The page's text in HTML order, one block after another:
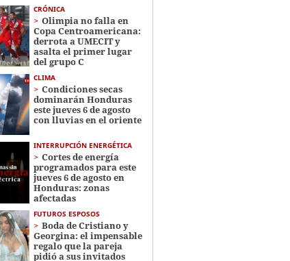
CRÓNICA
Olimpia no falla en
Copa Centroamericana:
derrota a UMECIT y
asalta el primer lugar
del grupo C
CLIMA
Condiciones secas
dominarán Honduras
este jueves 6 de agosto
con lluvias en el oriente
INTERRUPCIÓN ENERGÉTICA
Cortes de energía
programados para este
jueves 6 de agosto en
Honduras: zonas
afectadas
FUTUROS ESPOSOS
Boda de Cristiano y
Georgina: el impensable
regalo que la pareja
pidió a sus invitados